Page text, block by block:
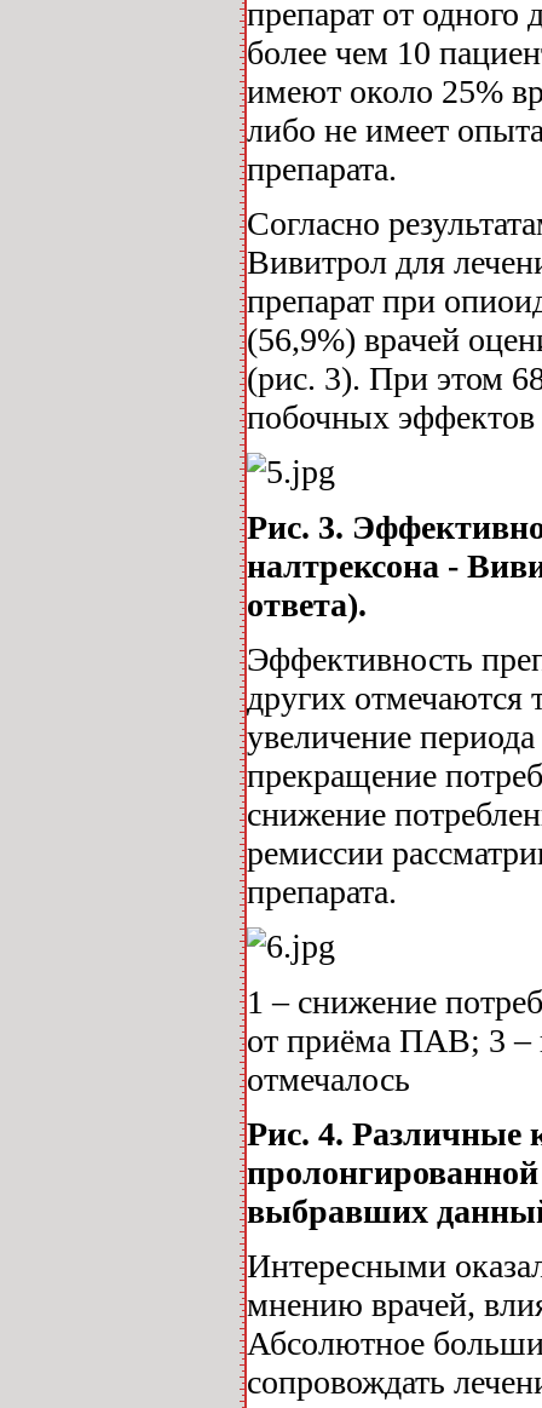
препарат от одного
более чем 10
имеют около 25%
либо не имеет
препарата.
Согласно
Вивитрол для
препарат при
(56,9%) врачей
(рис. 3). При этом
побочных
Рис. 3.
налтрексона -
ответа).
Эффективность
других
увеличение
прекращение
снижение
ремиссии
препарата.
1 ‒ снижение
от приёма ПАВ; 3 ‒
отмечалось
Рис. 4. Различные
выбравших
Интересными
мнению врачей,
Абсолютное
сопровождать